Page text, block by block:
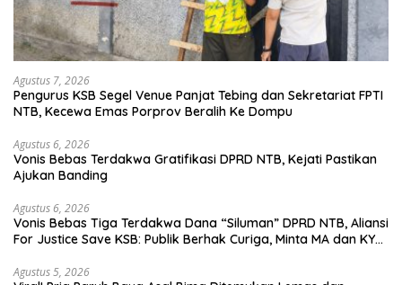
Agustus 7, 2026
Pengurus KSB Segel Venue Panjat Tebing dan Sekretariat FPTI
NTB, Kecewa Emas Porprov Beralih Ke Dompu
Agustus 6, 2026
Vonis Bebas Terdakwa Gratifikasi DPRD NTB, Kejati Pastikan
Ajukan Banding
Agustus 6, 2026
Vonis Bebas Tiga Terdakwa Dana “Siluman” DPRD NTB, Aliansi
For Justice Save KSB: Publik Berhak Curiga, Minta MA dan KY
Agustus 5, 2026